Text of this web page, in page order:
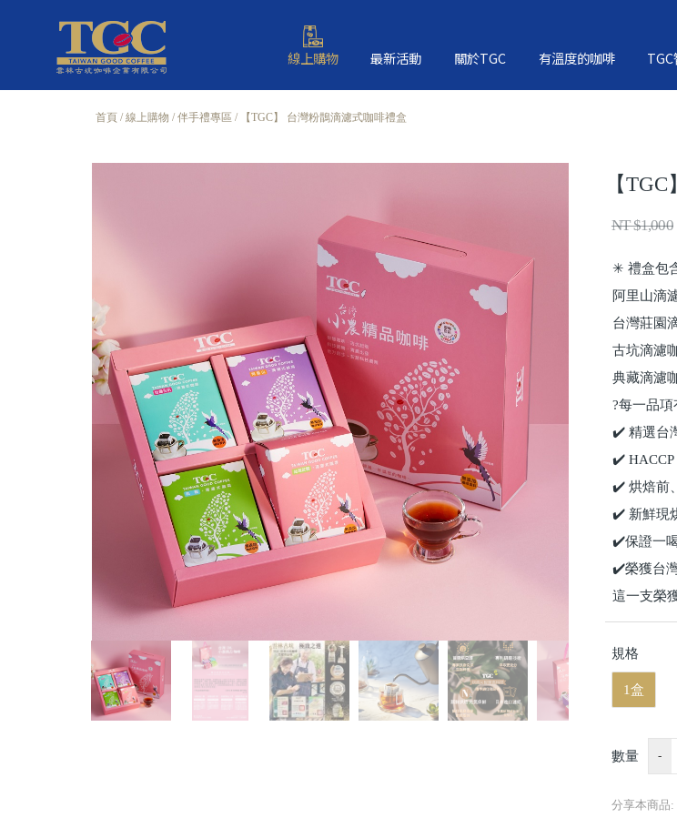
線上購物 最新活動 關於TGC 有溫度的咖啡
首頁 線上購物 伴手禮專區 【TGC】 台灣粉鵲滴濾式咖啡禮盒
【
NT $1,000
✳ 禮盒包
阿里山滴
台灣莊園
古坑滴濾
典藏滴濾
?每一品
✔️ 精選台
✔️ HACCP
✔️ 烘焙前
✔️ 新鮮現
✔️保證一
✔️榮獲台
這一支榮
規格
1盒
數量 -
分享本商品: